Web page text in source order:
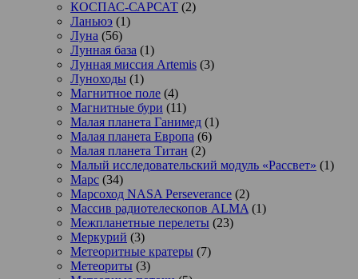
КОСПАС-САРСАТ (2)
Ланьюэ (1)
Луна (56)
Лунная база (1)
Лунная миссия Artemis (3)
Луноходы (1)
Магнитное поле (4)
Магнитные бури (11)
Малая планета Ганимед (1)
Малая планета Европа (6)
Малая планета Титан (2)
Малый исследовательский модуль «Рассвет» (1)
Марс (34)
Марсоход NASA Perseverance (2)
Массив радиотелескопов ALMA (1)
Межпланетные перелеты (23)
Меркурий (3)
Метеоритные кратеры (7)
Метеориты (3)